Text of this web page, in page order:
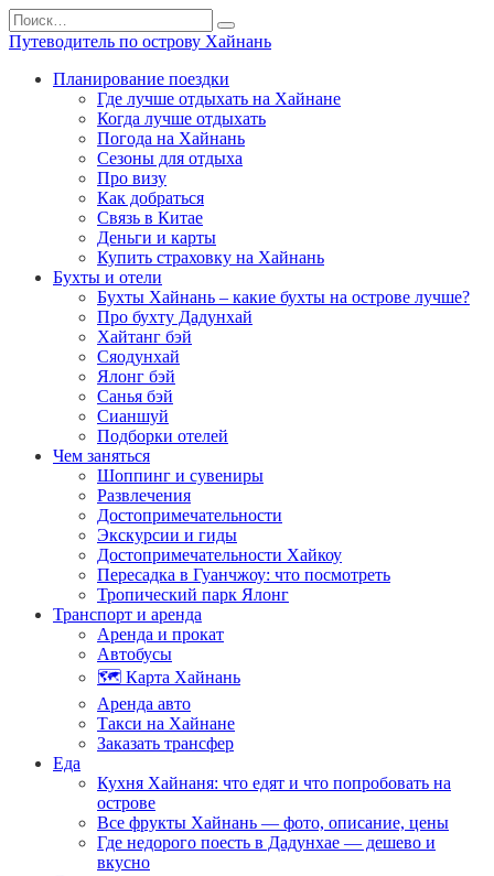
Перейти
к
содержанию
Search
for:
Путеводитель по острову Хайнань
Планирование поездки
Где лучше отдыхать на Хайнане
Когда лучше отдыхать
Погода на Хайнань
Сезоны для отдыха
Про визу
Как добраться
Связь в Китае
Деньги и карты
Купить страховку на Хайнань
Бухты и отели
Бухты Хайнань – какие бухты на острове лучше?
Про бухту Дадунхай
Хайтанг бэй
Сяодунхай
Ялонг бэй
Санья бэй
Сианшуй
Подборки отелей
Чем заняться
Шоппинг и сувениры
Развлечения
Достопримечательности
Экскурсии и гиды
Достопримечательности Хайкоу
Пересадка в Гуанчжоу: что посмотреть
Тропический парк Ялонг
Транспорт и аренда
Аренда и прокат
Автобусы
🗺️ Карта Хайнань
Аренда авто
Такси на Хайнане
Заказать трансфер
Еда
Кухня Хайнаня: что едят и что попробовать на
острове
Все фрукты Хайнань — фото, описание, цены
Где недорого поесть в Дадунхае — дешево и
вкусно